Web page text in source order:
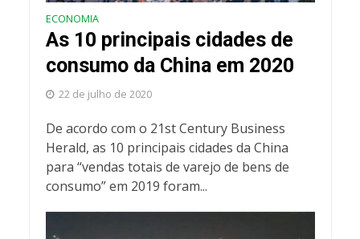
ECONOMIA
As 10 principais cidades de
consumo da China em 2020
22 de julho de 2020
De acordo com o 21st Century Business
Herald, as 10 principais cidades da China
para “vendas totais de varejo de bens de
consumo” em 2019 foram...